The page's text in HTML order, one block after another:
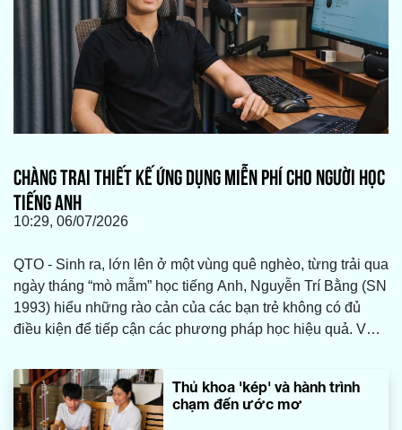
CHÀNG TRAI THIẾT KẾ ỨNG DỤNG MIỄN PHÍ CHO NGƯỜI HỌC
TIẾNG ANH
10:29, 06/07/2026
QTO - Sinh ra, lớn lên ở một vùng quê nghèo, từng trải qua
ngày tháng “mò mẫm” học tiếng Anh, Nguyễn Trí Bằng (SN
1993) hiểu những rào cản của các bạn trẻ không có đủ
điều kiện để tiếp cận các phương pháp học hiệu quả. Với
nên một web app hỗ trợ học tiếng Anh miễn phí, mở ra cơ
hội sở hữu chứng chỉ TOEIC cho nhiều người.
Thủ khoa 'kép' và hành trình
chạm đến ước mơ